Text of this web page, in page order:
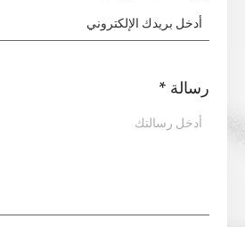
رسالة *